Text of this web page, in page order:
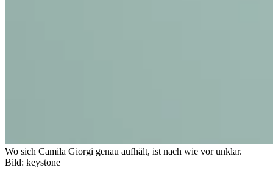
Wo sich Camila Giorgi genau aufhält, ist nach wie vor unklar.
Bild: keystone